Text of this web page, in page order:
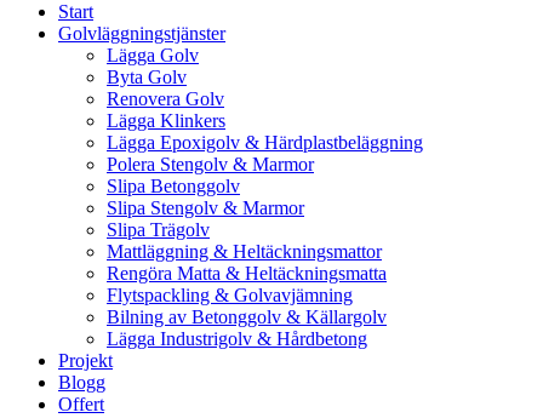
Start
Golvläggningstjänster
Lägga Golv
Byta Golv
Renovera Golv
Lägga Klinkers
Lägga Epoxigolv & Härdplastbeläggning
Polera Stengolv & Marmor
Slipa Betonggolv
Slipa Stengolv & Marmor
Slipa Trägolv
Mattläggning & Heltäckningsmattor
Rengöra Matta & Heltäckningsmatta
Flytspackling & Golvavjämning
Bilning av Betonggolv & Källargolv
Lägga Industrigolv & Hårdbetong
Projekt
Blogg
Offert